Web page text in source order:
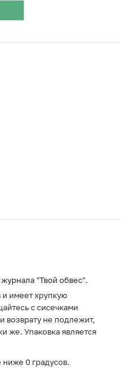
"Твой обвес".
и имеет хрупкую
с сисечками
возврату не подлежит,
же. Упаковка является
ниже 0 градусов.